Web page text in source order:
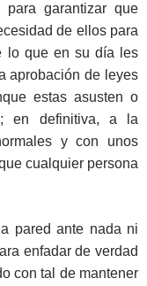
garantizar que
de ellos para
lo que en su día les
aprobación de leyes
estas asusten o
en definitiva, a la
y con unos
cualquier persona
pared ante nada ni
enfadar de verdad
con tal de mantener